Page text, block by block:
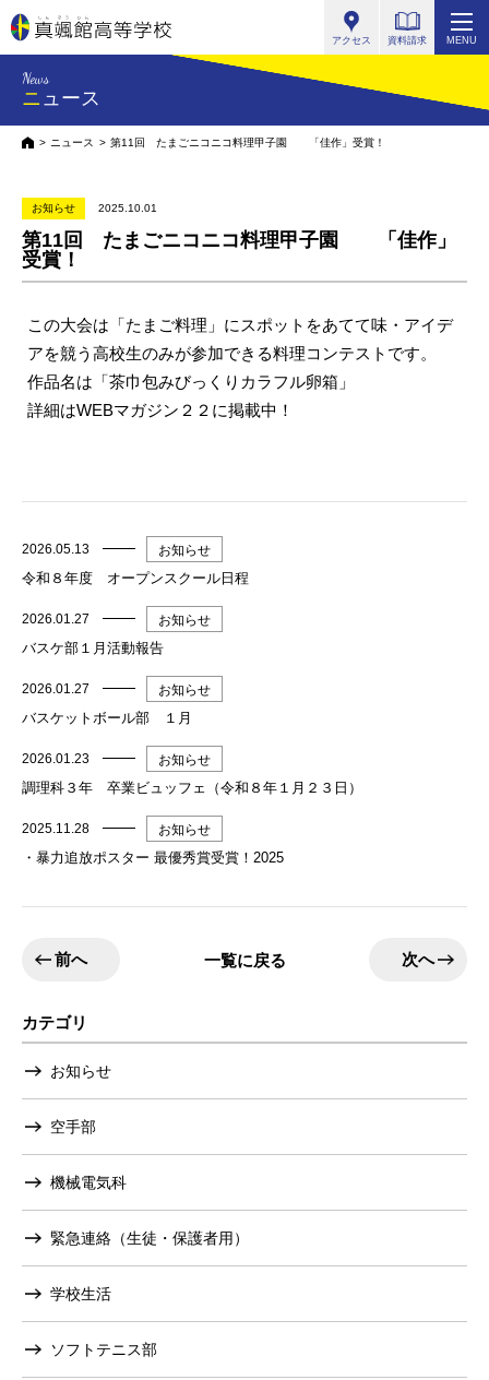
アクセス 資料請求 MENU
News
ニュース
HOMEニュース 第11回 たまごニコニコ料理甲子園 「佳作」受賞！
お知らせ 2025.10.01
第11回 たまごニコニコ料理甲子園 「佳作」
受賞！
この大会は「たまご料理」にスポットをあてて味・アイデ
アを競う高校生のみが参加できる料理コンテストです。
作品名は「茶巾包みびっくりカラフル卵箱」
詳細はWEBマガジン２２に掲載中！
2026.05.13 お知らせ
令和８年度 オープンスクール日程
2026.01.27 お知らせ
バスケ部１月活動報告
2026.01.27 お知らせ
バスケットボール部 １月
2026.01.23 お知らせ
調理科３年 卒業ビュッフェ（令和８年１月２３日）
2025.11.28 お知らせ
・暴力追放ポスター 最優秀賞受賞！2025
前へ 一覧に戻る 次へ
カテゴリ
お知らせ
空手部
機械電気科
緊急連絡（生徒・保護者用）
学校生活
ソフトテニス部